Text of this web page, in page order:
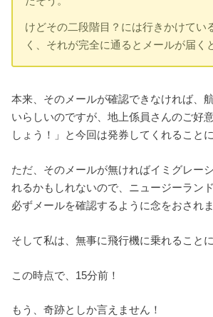
けどその二段階目？には行きかけてい
く、それが完全に通るとメールが届く
本来、そのメールが確認できなければ、
いらしいのですが、地上係員さんのご好
しょう！」と今回は発券してくれること
ただ、そのメールが無ければイミグレー
れるかもしれないので、ニュージーラン
必ずメールを確認するように念をおされま
そして私は、無事に飛行機に乗れることに
この時点で、15分前！
もう、奇跡としか言えません！